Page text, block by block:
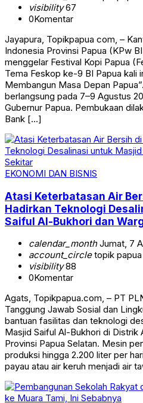
visibility67
0Komentar
Jayapura, Topikpapua com, –
Indonesia Provinsi Papua (KPw
menggelar Festival Kopi Papua
Tema Feskop ke-9 BI Papua kali
Membangun Masa Depan
berlangsung pada 7–9 Agustus
Gubernur Papua. Pembukaan
Bank […]
EKONOMI DAN BISNIS
Atasi Keterbatasan Air
Hadirkan Teknologi
Saiful Al-Bukhori dan
calendar_monthJumat, 7
account_circletopik papua
visibility88
0Komentar
Agats, Topikpapua.com, – PT
Tanggung Jawab Sosial dan
bantuan fasilitas dan teknologi
Masjid Saiful Al-Bukhori di Distrik
Provinsi Papua Selatan. Mesin
produksi hingga 2.200 liter per
payau atau air keruh menjadi air